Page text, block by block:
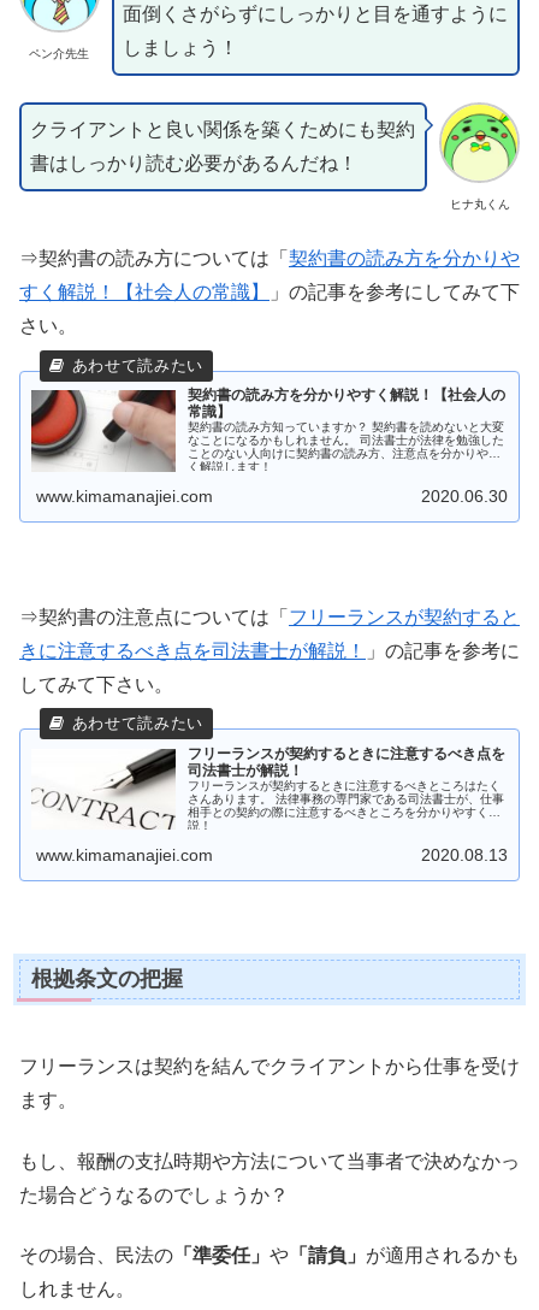
ペン介先生
面倒くさがらずにしっかりと目を通すように
しましょう！
ヒナ丸くん
クライアントと良い関係を築くためにも契約
書はしっかり読む必要があるんだね！
⇒契約書の読み方については「 契約書の読み方を分かりや
すく解説！【社会人の常識】
」の記事を参考にしてみて下
さい。
契約書の読み方を分かりやすく解説！【社会人の
常識】
契約書の読み方知っていますか？ 契約書を読めないと大変
なことになるかもしれません。 司法書士が法律を勉強した
ことのない人向けに契約書の読み方、注意点を分かりやす
く解説します！
www.kimamanajiei.com 2020.06.30
⇒契約書の注意点については「 フリーランスが契約すると
きに注意するべき点を司法書士が解説！
」の記事を参考に
してみて下さい。
フリーランスが契約するときに注意するべき点を
司法書士が解説！
フリーランスが契約するときに注意するべきところはたく
さんあります。 法律事務の専門家である司法書士が、仕事
相手との契約の際に注意するべきところを分かりやすく解
説！
www.kimamanajiei.com 2020.08.13
根拠条文の把握
フリーランスは契約を結んでクライアントから仕事を受け
ます。
もし、報酬の支払時期や方法について当事者で決めなかっ
た場合どうなるのでしょうか？
その場合、民法の 「準委任」 や 「請負」 が適用されるかも
しれません。